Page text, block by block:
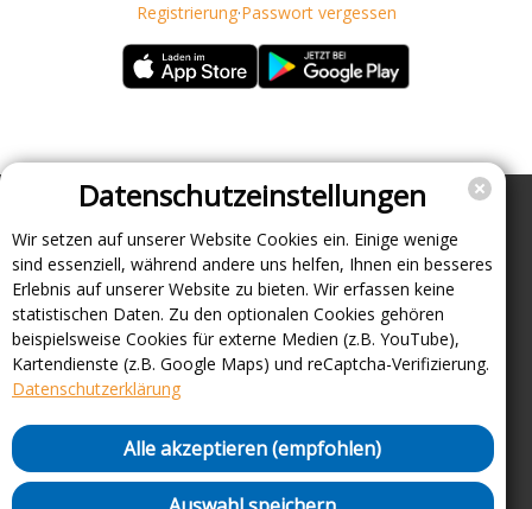
Registrierung·Passwort vergessen
Unternehmen
Support
Über uns
Impressum
Häufig gestellte Fragen
AGB und Datenschutz
Verträge hier kündigen
Vertrag hier widerrufen
Sicherheitsrichtlinie (VDP)
Datenschutzeinstellungen
Wir setzen auf unserer Website Cookies ein. Einige wenige
sind essenziell, während andere uns helfen, Ihnen ein besseres
Erlebnis auf unserer Website zu bieten. Wir erfassen keine
statistischen Daten. Zu den optionalen Cookies gehören
beispielsweise Cookies für externe Medien (z.B. YouTube),
Kartendienste (z.B. Google Maps) und reCaptcha-Verifizierung.
Datenschutzerklärung
Alle akzeptieren (empfohlen)